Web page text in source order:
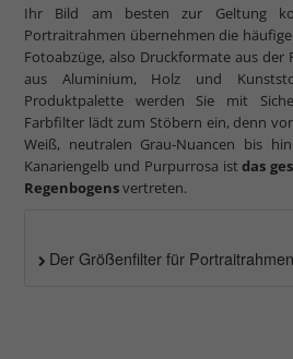
Ihr Bild am besten zur Geltung
Portraitrahmen übernehmen die
Fotoabzüge, also Druckformate aus
aus Aluminium, Holz und
Produktpalette werden Sie mit
Farbfilter lädt zum Stöbern ein, denn
Weiß, neutralen Grau-Nuancen bis
Kanariengelb und Purpurrosa istdas
Regenbogensvertreten.
Der Größenfilter für Portraitrahmen